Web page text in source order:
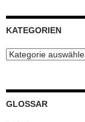
KATEGORIEN
Kategorien
GLOSSAR